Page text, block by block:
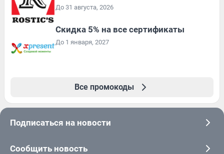
До 31 августа, 2026
Скидка 5% на все сертификаты
До 1 января, 2027
Все промокоды
Подписаться на новости
Сообщить новость